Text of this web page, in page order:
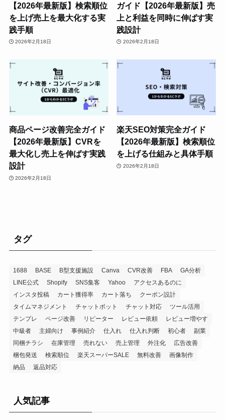
【2026年最新版】検索順位
を上げ売上を最大化する実
践手順
2026年2月18日
ガイド【2026年最新版】売
上と利益を同時に伸ばす実
践設計
2026年2月18日
商品ページ改善完全ガイド
【2026年最新版】CVRを
最大化し売上を伸ばす実践
設計
2026年2月18日
楽天SEO対策完全ガイド
【2026年最新版】検索順位
を上げる仕組みと具体手順
2026年2月18日
タグ
1688 BASE B型支援施設 Canva CVR改善 FBA
GA分析
LINE公式
Shopify SNS集客 Yahoo
アクセスあるのに
インスタ投稿
カート獲得率 カート落ち
クーポン設計
タイムマネジメント
チャットボット チャット対応
ツール活用
テンプレ
ページ改善 リピーター レビュー依頼
レビュー増やす
中級者
主婦向け 事例紹介 仕入れ 仕入れ判断 初心者
副業
同梱チラシ
在庫管理 売れない 売上管理 外注化
広告改善
梱包発送
検索順位 楽天スーパーSALE 無料改善
画像制作
納品
返品対応
人気記事